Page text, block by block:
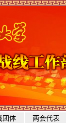
团体 两会代表